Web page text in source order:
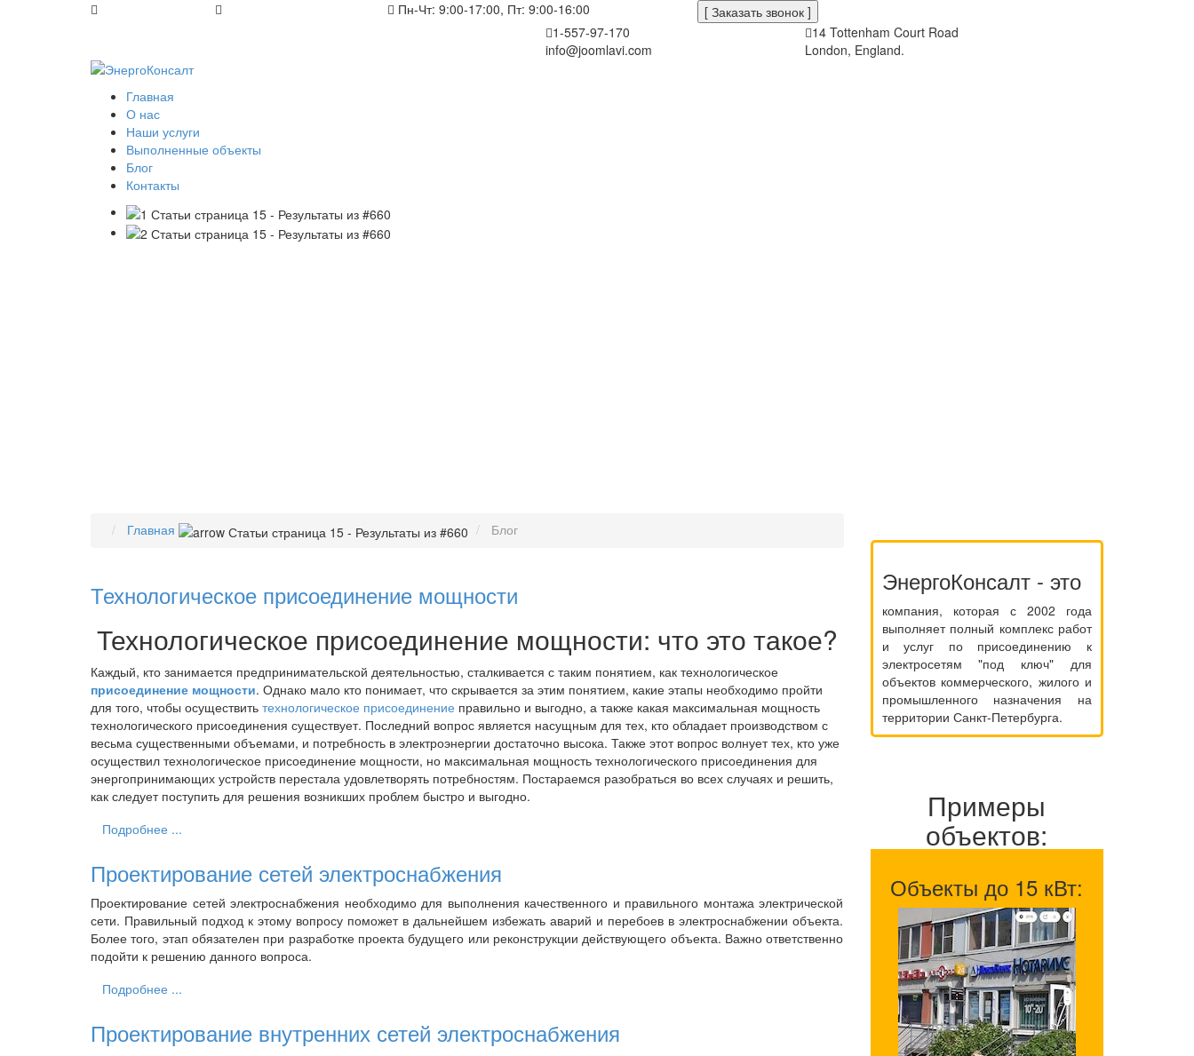
Пн-Чт: 9:00-17:00, Пт: 9:00-16:00
[ Заказать звонок ]
1-557-97-170
info@joomlavi.com
14 Tottenham Court Road
London, England.
Главная
О нас
Наши услуги
Выполненные объекты
Блог
Контакты
Главная Блог
Технологическое присоединение мощности
Технологическое присоединение мощности: что это такое?
Каждый, кто занимается предпринимательской деятельностью, сталкивается с таким понятием, как технологическое
присоединение мощности. Однако мало кто понимает, что скрывается за этим понятием, какие этапы необходимо пройти
для того, чтобы осуществить технологическое присоединение правильно и выгодно, а также какая максимальная мощность
технологического присоединения существует. Последний вопрос является насущным для тех, кто обладает производством с
весьма существенными объемами, и потребность в электроэнергии достаточно высока. Также этот вопрос волнует тех, кто уже
осуществил технологическое присоединение мощности, но максимальная мощность технологического присоединения для
энергопринимающих устройств перестала удовлетворять потребностям. Постараемся разобраться во всех случаях и решить,
как следует поступить для решения возникших проблем быстро и выгодно.
Подробнее ...
Проектирование сетей электроснабжения
Проектирование сетей электроснабжения необходимо для выполнения качественного и правильного монтажа электрической
сети. Правильный подход к этому вопросу поможет в дальнейшем избежать аварий и перебоев в электроснабжении объекта.
Более того, этап обязателен при разработке проекта будущего или реконструкции действующего объекта. Важно ответственно
подойти к решению данного вопроса.
Подробнее ...
Проектирование внутренних сетей электроснабжения
ЭнергоКонсалт - это
компания, которая с 2002 года
выполняет полный комплекс работ
и услуг по присоединению к
электросетям "под ключ" для
объектов коммерческого, жилого и
промышленного назначения на
территории Санкт-Петербурга.
Примеры
объектов:
Объекты до 15 кВт: